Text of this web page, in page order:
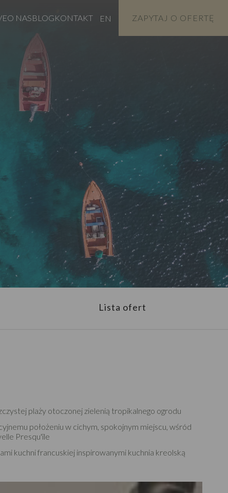
O NASBLOGKONTAKT EN ZAPYTAJ O OFERTĘ
Lista ofert
plaży otoczonej zielenią tropikalnego ogrodu
położeniu w cichym, spokojnym miejscu, wśród
Presqu'île
kuchni francuskiej inspirowanymi kuchnia kreolską